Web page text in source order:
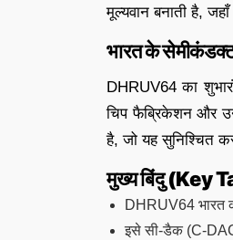
मूल्यवान बनाती है,
भारत के
DHRUV64 का
चिप फैब्रिकेशन और
है, जो यह सुनिश्चित
मुख्य बिंदु (Key
DHRUV64 भारत
इसे सी-डैक (C-DAC)